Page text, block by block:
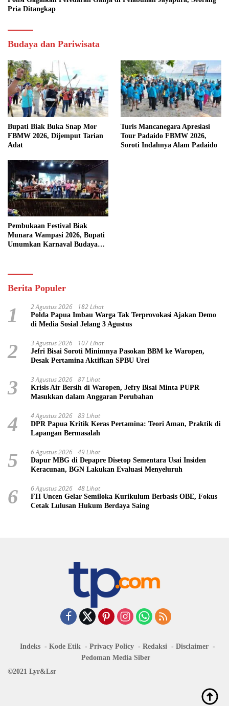
Pria Ditangkap
Budaya dan Pariwisata
Bupati Biak Buka Snap Mor
FBMW 2026, Dijemput Tarian
Adat
Turis Mancanegara Apresiasi
Tour Padaido FBMW 2026,
Soroti Indahnya Alam Padaido
Pembukaan Festival Biak
Munara Wampasi 2026, Bupati
Umumkan Karnaval Budaya
Berita Populer
1 2 Agustus 2026 182 Lihat
Polda Papua Imbau Warga Tak Terprovokasi Ajakan Demo
di Media Sosial Jelang 3 Agustus
2 3 Agustus 2026 107 Lihat
Jefri Bisai Soroti Minimnya Pasokan BBM ke Waropen,
Desak Pertamina Aktifkan SPBU Urei
3 3 Agustus 2026 87 Lihat
Krisis Air Bersih di Waropen, Jefry Bisai Minta PUPR
Masukkan dalam Anggaran Perubahan
4 4 Agustus 2026 83 Lihat
DPR Papua Kritik Keras Pertamina: Teori Aman, Praktik di
Lapangan Bermasalah
5 6 Agustus 2026 49 Lihat
Dapur MBG di Depapre Disetop Sementara Usai Insiden
Keracunan, BGN Lakukan Evaluasi Menyeluruh
6 6 Agustus 2026 48 Lihat
FH Uncen Gelar Semiloka Kurikulum Berbasis OBE, Fokus
Cetak Lulusan Hukum Berdaya Saing
Indeks Kode Etik Privacy Policy Redaksi
Disclaimer
Pedoman Media Siber
©2021 Lyr&Lsr